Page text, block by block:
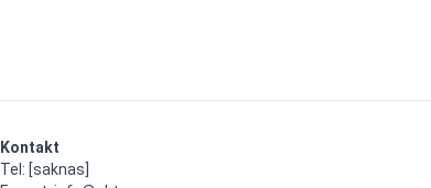
Kontakt
Tel: [saknas]